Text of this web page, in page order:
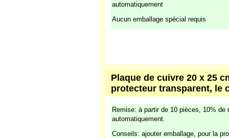
automatiquement
Aucun emballage spécial requis
Plaque de cuivre 20 x 25
protecteur transparent, le
Remise: à partir de 10 pièces, 10% de
automatiquement.
Conseils: ajouter emballage, pour la